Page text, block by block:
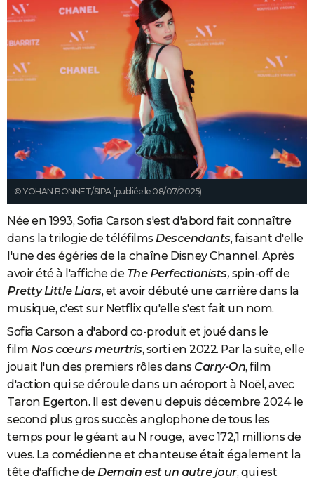
© YOHAN BONNET/SIPA (publiée le 08/07/2025)
Née en 1993, Sofia Carson s'est d'abord fait connaître
dans la trilogie de téléfilms Descendants, faisant d'elle
l'une des égéries de la chaîne Disney Channel. Après
avoir été à l'affiche de The Perfectionists, spin-off de
Pretty Little Liars, et avoir débuté une carrière dans la
musique, c'est sur Netflix qu'elle s'est fait un nom.
Sofia Carson a d'abord co-produit et joué dans le
film Nos cœurs meurtris, sorti en 2022. Par la suite, elle
jouait l'un des premiers rôles dans Carry-On, film
d'action qui se déroule dans un aéroport à Noël, avec
Taron Egerton. Il est devenu depuis décembre 2024 le
second plus gros succès anglophone de tous les
temps pour le géant au N rouge, avec 172,1 millions de
vues. La comédienne et chanteuse était également la
tête d'affiche de Demain est un autre jour, qui est